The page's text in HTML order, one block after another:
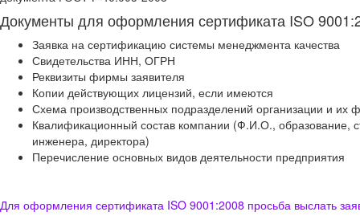
Документы для оформления сертификата ISO
Заявка на сертификацию системы менеджмента качества
Свидетельства ИНН, ОГРН
Реквизиты фирмы заявителя
Копии действующих лицензий, если имеются
Схема производственных подразделений организации и их
Квалификационный состав компании (Ф.И.О., образование,
инженера, директора)
Перечисление основных видов деятельности предприятия
Для оформления сертификата ISO 9001:2008 просьба выслать